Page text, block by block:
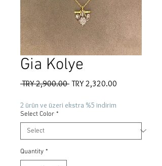
Gia Kolye
TRY 2,900.00 Regular
TRY 2,320.00
2 ürün ve üzeri ekstra %5 indirim
Select Color *
Quantity *